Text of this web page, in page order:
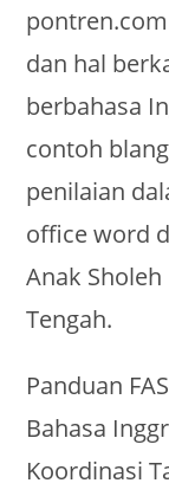
dan hal
berbahasa
contoh
penilaian
office word
Anak
Tengah.
Panduan
Bahasa
Koordinasi